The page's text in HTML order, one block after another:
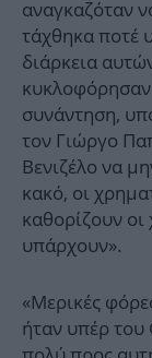
αναγκαζόταν
τάχθηκα ποτέ
διάρκεια
κυκλοφόρησαν
συνάντηση,
τον Γιώργο
Βενιζέλο να
κακό, οι
καθορίζουν
υπάρχουν».
«Μερικές
ήταν υπέρ του